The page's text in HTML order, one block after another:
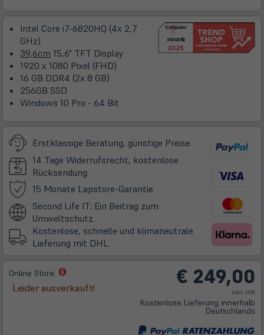
Tab)
Intel Core i7-6820HQ (4x 2,7
GHz)
39,6cm 15,6" TFT Display
1920 x 1080 Pixel (FHD)
16 GB DDR4 (2x 8 GB)
256GB SSD
Windows 10 Pro - 64 Bit
Erstklassige Beratung, günstige Preise
14 Tage Widerrufsrecht, kostenlose
Rücksendung.
15 Monate Lapstore-Garantie
neuem
Second Life IT: Ein Beitrag zum
Umweltschutz.
Kostenlose, schnelle und klimaneutrale
Lieferung mit DHL.
Online Store:
(öffnet
in
neuem
Leider ausverkauft! € 249,00
inkl. USt
Kostenlose Lieferung innerhalb
Deutschlands